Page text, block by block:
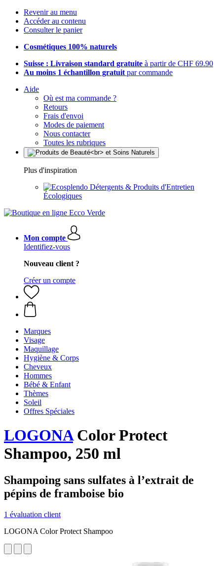
Revenir au menu
Accéder au contenu
Consulter le panier
Cosmétiques 100% naturels
Suisse : Livraison standard gratuite à partir de CHF 69.90
Au moins 1 échantillon gratuit par commande
Aide
Où est ma commande ?
Retours
Frais d'envoi
Modes de paiement
Nous contacter
Toutes les rubriques
Plus d'inspiration
Détergents & Produits d'Entretien
Écologiques
Mon compte
Identifiez-vous
Nouveau client ?
Créer un compte
Marques
Visage
Maquillage
Hygiène & Corps
Cheveux
Hommes
Bébé & Enfant
Thèmes
Soleil
Offres Spéciales
LOGONAColor Protect
Shampoo, 250 ml
Shampoing sans sulfates à l’extrait de
pépins de framboise bio
1 évaluation client
LOGONA Color Protect Shampoo